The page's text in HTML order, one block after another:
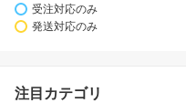
受注対応のみ
発送対応のみ
注目カテゴリ